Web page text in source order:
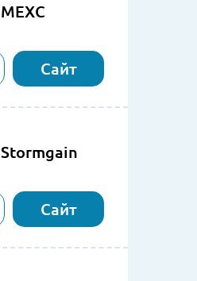
MEXC
Сайт
Stormgain
Сайт